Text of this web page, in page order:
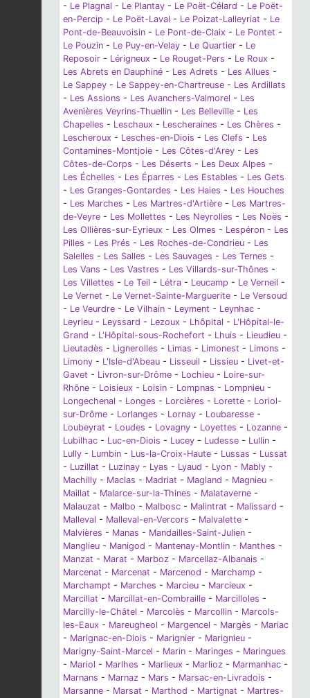
- Le Plagnal - Le Plantay - Le Poët-Célard - Le Poët-
en-Percip - Le Poët-Laval - Le Poizat-Lalleyriat - Le
Pont-de-Beauvoisin - Le Pont-de-Claix - Le Pontet -
Le Pouzin - Le Puy-en-Velay - Le Quartier - Le
Reposoir - Lérigneux - Le Rouget-Pers - Le Roux -
Les Abrets en Dauphiné - Les Adrets - Les Allues -
Le Sappey - Le Sappey-en-Chartreuse - Les Ardillats
- Les Assions - Les Avanchers-Valmorel - Les
Avenières Veyrins-Thuellin - Les Belleville - Les
Chapelles - Leschaux - Lescheraines - Les Chères -
Lescheroux - Lesches-en-Diois - Les Clefs - Les
Contamines-Montjoie - Les Côtes-d'Arey - Les
Côtes-de-Corps - Les Déserts - Les Deux Alpes -
Les Échelles - Les Éparres - Les Estables - Les Gets
- Les Granges-Gontardes - Les Haies - Les Houches
- Les Marches - Les Martres-d'Artière - Les Martres-
de-Veyre - Les Mollettes - Les Neyrolles - Les Noës -
Les Ollières-sur-Eyrieux - Les Olmes - Lespéron - Les
Pilles - Les Prés - Les Roches-de-Condrieu - Les
Salelles - Les Salles - Les Sauvages - Les Ternes -
Les Vans - Les Vastres - Les Villards-sur-Thônes -
Les Villettes - Le Teil - Létra - Leucamp - Le Verneil -
Le Vernet - Le Vernet-Sainte-Marguerite - Le Versoud
- Le Veurdre - Le Vilhain - Leyment - Leynhac -
Leyrieu - Leyssard - Lezoux - Lhôpital - L'Hôpital-le-
Grand - L'Hôpital-sous-Rochefort - Lhuis - Lieudieu -
Lieutadès - Lignerolles - Limas - Limonest - Limons -
Limony - L'Isle-d'Abeau - Lisseuil - Lissieu - Livet-et-
Gavet - Livron-sur-Drôme - Lochieu - Loire-sur-
Rhône - Loisieux - Loisin - Lompnas - Lompnieu -
Longechenal - Longes - Lorcières - Lorette - Loriol-
sur-Drôme - Lorlanges - Lornay - Loubaresse -
Loubeyrat - Loudes - Lovagny - Loyettes - Lozanne -
Lubilhac - Luc-en-Diois - Lucey - Ludesse - Lullin -
Lully - Lumbin - Lus-la-Croix-Haute - Lussas - Lussat
- Luzillat - Luzinay - Lyas - Lyaud - Lyon - Mably -
Machilly - Maclas - Madriat - Magland - Magnieu -
Maillat - Malarce-sur-la-Thines - Malataverne -
Malauzat - Malbo - Malbosc - Malintrat - Malissard -
Malleval - Malleval-en-Vercors - Malvalette -
Malvières - Manas - Mandailles-Saint-Julien -
Manglieu - Manigod - Mantenay-Montlin - Manthes -
Manzat - Marat - Marboz - Marcellaz-Albanais -
Marcenat - Marcenat - Marcenod - Marchamp -
Marchampt - Marches - Marcieu - Marcieux -
Marcillat - Marcillat-en-Combraille - Marcilloles -
Marcilly-le-Châtel - Marcolès - Marcollin - Marcols-
les-Eaux - Mareugheol - Margencel - Margès - Mariac
- Marignac-en-Diois - Marignier - Marignieu -
Marigny-Saint-Marcel - Marin - Maringes - Maringues
- Mariol - Marlhes - Marlieux - Marlioz - Marmanhac -
Marnans - Marnaz - Mars - Marsac-en-Livradois -
Marsanne - Marsat - Marthod - Martignat - Martres-